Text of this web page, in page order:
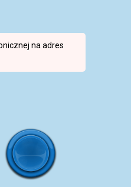
na adres